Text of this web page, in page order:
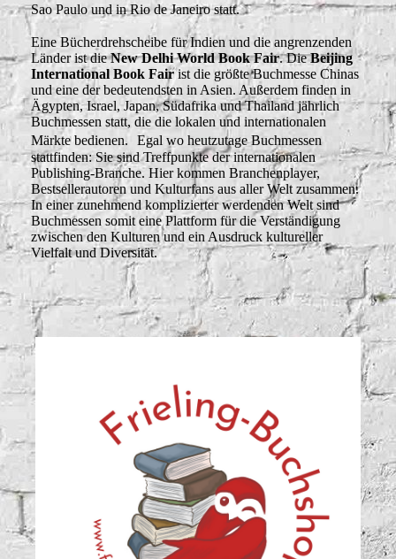
Sao Paulo und in Rio de Janeiro statt.
Eine Bücherdrehscheibe für Indien und die angrenzenden
Länder ist dieNew Delhi World Book Fair. DieBeijing
International Book Fairist die größte Buchmesse Chinas
und eine der bedeutendsten in Asien. Außerdem finden in
Ägypten, Israel, Japan, Südafrika und Thailand jährlich
Buchmessen statt, die die lokalen und internationalen
Märkte bedienen. Egal wo heutzutage Buchmessen
stattfinden: Sie sind Treffpunkte der internationalen
Publishing-Branche. Hier kommen Branchenplayer,
Bestsellerautoren und Kulturfans aus aller Welt zusammen.
In einer zunehmend komplizierter werdenden Welt sind
Buchmessen somit eine Plattform für die Verständigung
zwischen den Kulturen und ein Ausdruck kultureller
Vielfalt und Diversität.